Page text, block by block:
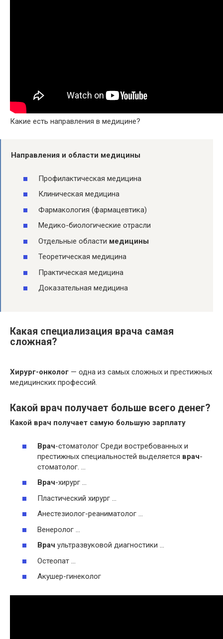
Какие есть направления в медицине?
Направления и области медицины
Профилактическая медицина
Клиническая медицина
Фармакология (фармацевтика)
Медико-биологические отрасли
Отдельные области медицины
Теоретическая медицина
Практическая медицина
Доказательная медицина
Какая специализация врача самая
сложная?
Хирург-онколог — одна из самых сложных и престижных
медицинских профессий.
Какой врач получает больше всего денег?
Какой врач получает самую большую зарплату
Врач-стоматолог Среди востребованных и
престижных специальностей выделяется врач-
стоматолог. …
Врач-хирург …
Пластический хирург …
Анестезиолог-реаниматолог …
Венеролог …
Врач ультразвуковой диагностики …
Остеопат …
Акушер-гинеколог